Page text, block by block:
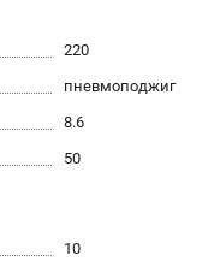
220
пневмоподжиг
8.6
50
10